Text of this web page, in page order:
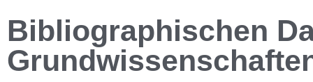
Bibliographischen